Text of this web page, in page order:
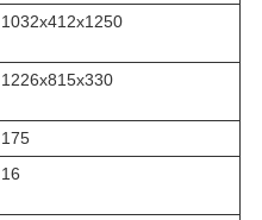
1032x412x1250
1226x815x330
175
16